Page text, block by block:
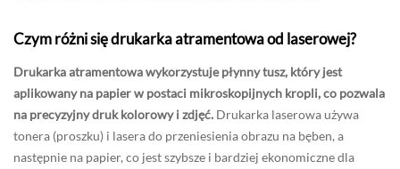
Czym różni się drukarka atramentowa od laserowej?
Drukarka atramentowa wykorzystuje płynny tusz, który jest
aplikowany na papier w postaci mikroskopijnych kropli, co pozwala
na precyzyjny druk kolorowy i zdjęć. Drukarka laserowa używa
tonera (proszku) i lasera do przeniesienia obrazu na bęben, a
następnie na papier, co jest szybsze i bardziej ekonomiczne dla